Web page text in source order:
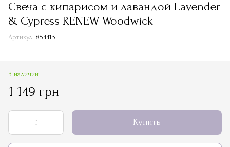
Свеча с кипарисом и лавандой Lavender
& Cypress RENEW Woodwick
Артикул: 854413
В наличии
1 149 грн
Купить